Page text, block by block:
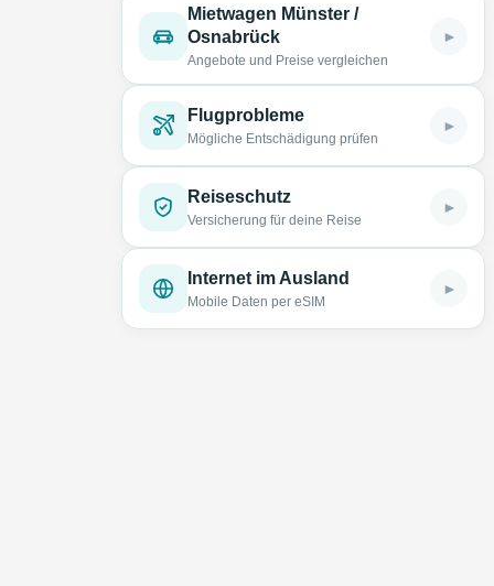
Mietwagen Münster /
Osnabrück
Angebote und Preise vergleichen
►
Flugprobleme
Mögliche Entschädigung prüfen
►
Reiseschutz
Versicherung für deine Reise
►
Internet im Ausland
Mobile Daten per eSIM
►